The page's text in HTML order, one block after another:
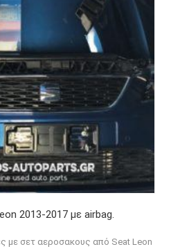
2013-2017 με airbag.
με σετ αεροσακους από Seat Leon